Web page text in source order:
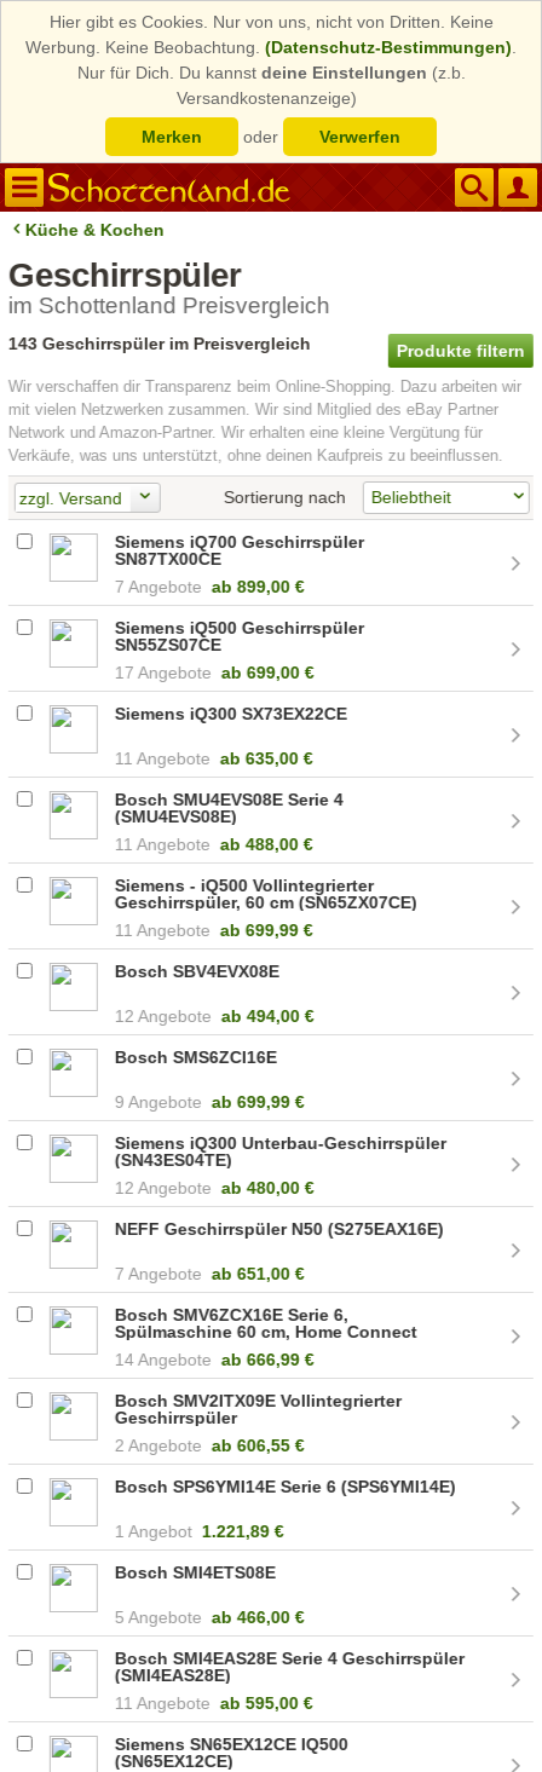
Hier gibt es Cookies. Nur von uns, nicht von Dritten. Keine
Werbung. Keine Beobachtung. (Datenschutz-Bestimmungen)
Nur für Dich. Du kannst deine Einstellungen (z.b.
Versandkostenanzeige)
Merken
oder Verwerfen
Küche & Kochen
Geschirrspüler
im Schottenland Preisvergleich
Produkte filtern
143 Geschirrspüler im Preisvergleich
Wir verschaffen dir Transparenz beim Online-Shopping. Dazu arbeiten wir
mit vielen Netzwerken zusammen. Wir sind Mitglied des eBay Partner
Network und Amazon-Partner. Wir erhalten eine kleine Vergütung für
Verkäufe, was uns unterstützt, ohne deinen Kaufpreis zu beeinflussen.
zzgl. Versand Sortierung nach
Siemens iQ700 Geschirrspüler
SN87TX00CE
7 Angebote ab 899,00 €
Siemens iQ500 Geschirrspüler
SN55ZS07CE
17 Angebote ab 699,00 €
Siemens iQ300 SX73EX22CE
11 Angebote ab 635,00 €
Bosch SMU4EVS08E Serie 4
(SMU4EVS08E)
11 Angebote ab488,00 €
Siemens - iQ500 Vollintegrierter
Geschirrspüler, 60 cm (SN65ZX07CE)
11 Angebote ab 699,99 €
Bosch SBV4EVX08E
12 Angebote ab494,00 €
Bosch SMS6ZCI16E
9 Angebote ab 699,99 €
Siemens iQ300 Unterbau-Geschirrspüler
(SN43ES04TE)
12 Angebote ab480,00 €
NEFF Geschirrspüler N50 (S275EAX16E)
7 Angebote ab 651,00 €
Bosch SMV6ZCX16E Serie 6,
Spülmaschine 60 cm, Home Connect
14 Angebote ab 666,99 €
Bosch SMV2ITX09E Vollintegrierter
Geschirrspüler
2 Angebote ab 606,55 €
Bosch SPS6YMI14E Serie 6 (SPS6YMI14E)
1 Angebot 1.221,89 €
Bosch SMI4ETS08E
5 Angebote ab466,00 €
Bosch SMI4EAS28E Serie 4 Geschirrspüler
(SMI4EAS28E)
11 Angebote ab 595,00 €
Siemens SN65EX12CE IQ500
(SN65EX12CE)